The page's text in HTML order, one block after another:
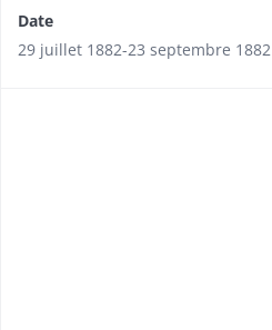
Date
29 juillet 1882-23 septembre 1882